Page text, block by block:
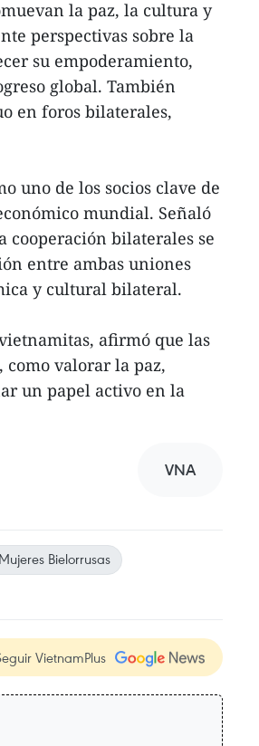
la paz, la cultura y
perspectivas sobre la
su empoderamiento,
global. También
en foros bilaterales,
uno de los socios clave de
mundial. Señaló
cooperación bilaterales se
entre ambas uniones
y cultural bilateral.
afirmó que las
valorar la paz,
un papel activo en la
VNA
Bielorrusas
VietnamPlus